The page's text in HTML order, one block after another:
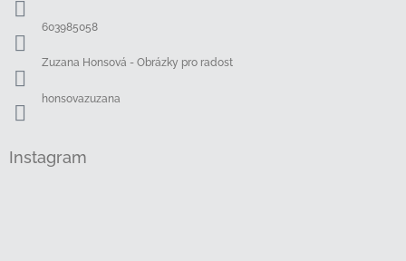
603985058
Zuzana Honsová - Obrázky pro radost
honsovazuzana
Instagram